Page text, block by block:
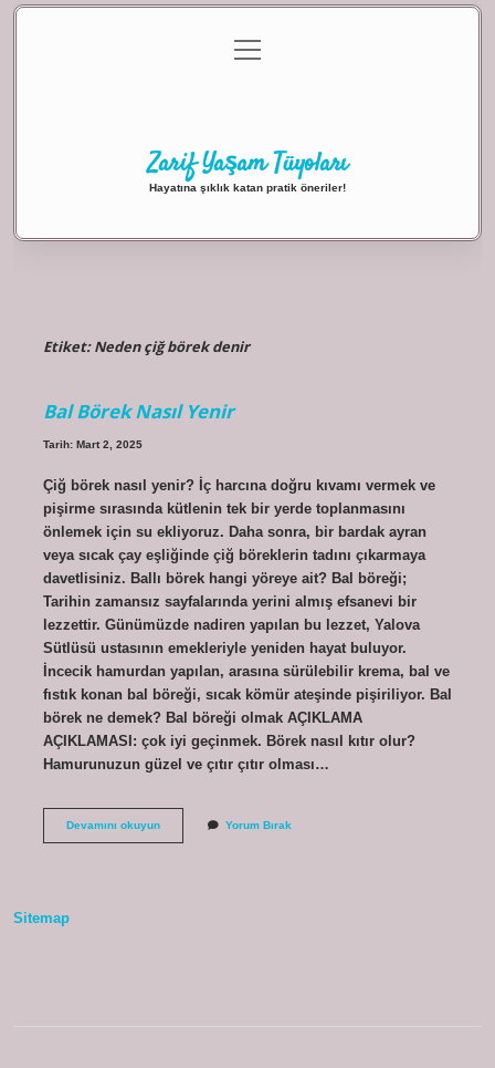
Gizlilik Politikası
menüyü
aç
Zarif Yaşam Tüyoları
Hayatına şıklık katan pratik öneriler!
Etiket:Neden çiğ börek denir
Bal Börek Nasıl Yenir
Tarih: Mart 2, 2025
Çiğ börek nasıl yenir? İç harcına doğru kıvamı vermek ve
pişirme sırasında kütlenin tek bir yerde toplanmasını
önlemek için su ekliyoruz. Daha sonra, bir bardak ayran
veya sıcak çay eşliğinde çiğ böreklerin tadını çıkarmaya
davetlisiniz. Ballı börek hangi yöreye ait? Bal böreği;
Tarihin zamansız sayfalarında yerini almış efsanevi bir
lezzettir. Günümüzde nadiren yapılan bu lezzet, Yalova
Sütlüsü ustasının emekleriyle yeniden hayat buluyor.
İncecik hamurdan yapılan, arasına sürülebilir krema, bal ve
fıstık konan bal böreği, sıcak kömür ateşinde pişiriliyor. Bal
börek ne demek? Bal böreği olmak AÇIKLAMA
AÇIKLAMASI: çok iyi geçinmek. Börek nasıl kıtır olur?
Hamurunuzun güzel ve çıtır çıtır olması…
Devamını okuyunBal
Yorum Bırak
Sitemap